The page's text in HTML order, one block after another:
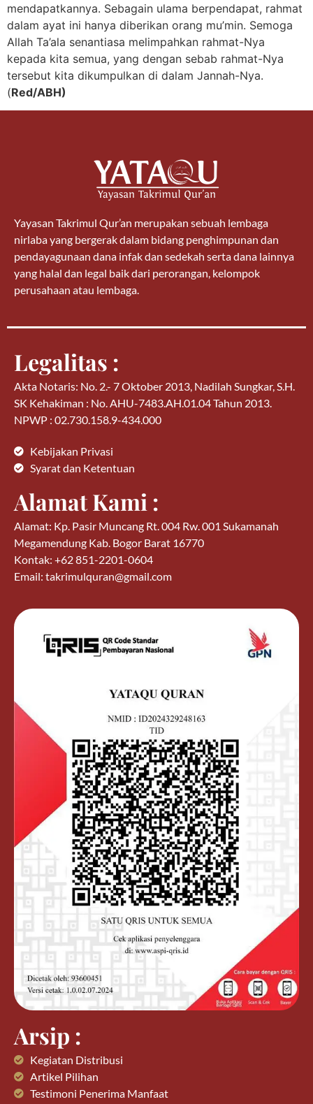
mendapatkannya. Sebagain ulama berpendapat, rahmat
dalam ayat ini hanya diberikan orang mu’min. Semoga
Allah Ta’ala senantiasa melimpahkan rahmat-Nya
kepada kita semua, yang dengan sebab rahmat-Nya
tersebut kita dikumpulkan di dalam Jannah-Nya.
(Red/ABH)
Yayasan Takrimul Qur’an merupakan sebuah lembaga
nirlaba yang bergerak dalam bidang penghimpunan dan
pendayagunaan dana infak dan sedekah serta dana lainnya
yang halal dan legal baik dari perorangan, kelompok
perusahaan atau lembaga.
Legalitas :
Akta Notaris: No. 2.- 7 Oktober 2013, Nadilah Sungkar, S.H.
SK Kehakiman : No. AHU-7483.AH.01.04 Tahun 2013.
NPWP : 02.730.158.9-434.000
Kebijakan Privasi
Syarat dan Ketentuan
Alamat Kami :
Alamat: Kp. Pasir Muncang Rt. 004 Rw. 001 Sukamanah
Megamendung Kab. Bogor Barat 16770
Kontak: +62 851-2201-0604
Email: takrimulquran@gmail.com
Arsip :
Kegiatan Distribusi
Artikel Pilihan
Testimoni Penerima Manfaat